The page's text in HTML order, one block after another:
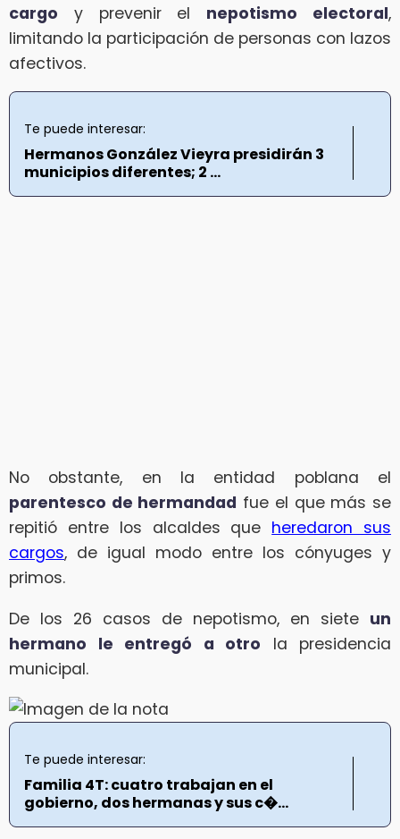
cargo y prevenir el nepotismo electoral,
limitando la participación de personas con lazos
afectivos.
Te puede interesar:
Hermanos González Vieyra presidirán 3
municipios diferentes; 2 ...
No obstante, en la entidad poblana el
parentesco de hermandad fue el que más se
repitió entre los alcaldes que heredaron sus
cargos, de igual modo entre los cónyuges y
primos.
De los 26 casos de nepotismo, en siete un
hermano le entregó a otro la presidencia
municipal.
Te puede interesar:
Familia 4T: cuatro trabajan en el
gobierno, dos hermanas y sus c�...